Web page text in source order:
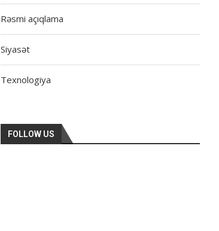
Rəsmi açıqlama
Siyasət
Texnologiya
FOLLOW US